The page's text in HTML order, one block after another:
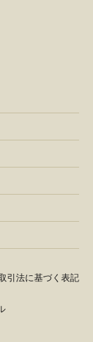
引法に基づく表記